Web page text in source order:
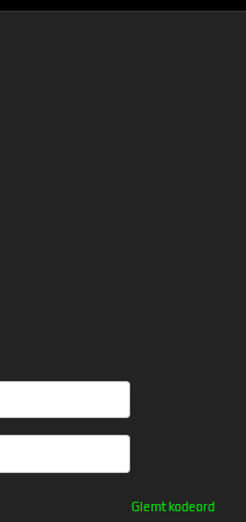
Glemt kodeord